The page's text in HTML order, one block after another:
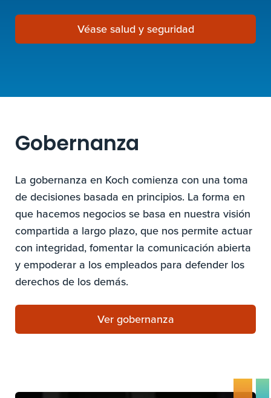
Véase salud y seguridad
Gobernanza
La gobernanza en Koch comienza con una toma
de decisiones basada en principios. La forma en
que hacemos negocios se basa en nuestra visión
compartida a largo plazo, que nos permite actuar
con integridad, fomentar la comunicación abierta
y empoderar a los empleados para defender los
derechos de los demás.
Ver gobernanza